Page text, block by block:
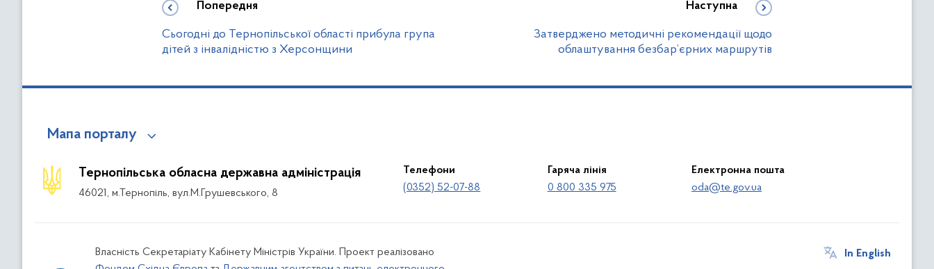
Попередня
Сьогодні до Тернопільської області прибула група
дітей з інвалідністю з Херсонщини
Наступна
Затверджено методичні рекомендації щодо
облаштування безбар’єрних маршрутів
Мапа порталу
Тернопільська обласна державна адміністрація
46021, м.Тернопіль, вул.М.Грушевського, 8
Телефони
(0352) 52-07-88
Гаряча лінія
0 800 335 975
Електронна пошта
oda@te.gov.ua
Власність Секретаріату Кабінету Міністрів України. Проект реалізовано
In English